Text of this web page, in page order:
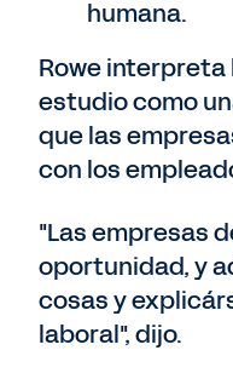
humana.
Rowe
estudio como
que las
con los
"Las empresas
oportunidad, y
cosas y
laboral", dijo.